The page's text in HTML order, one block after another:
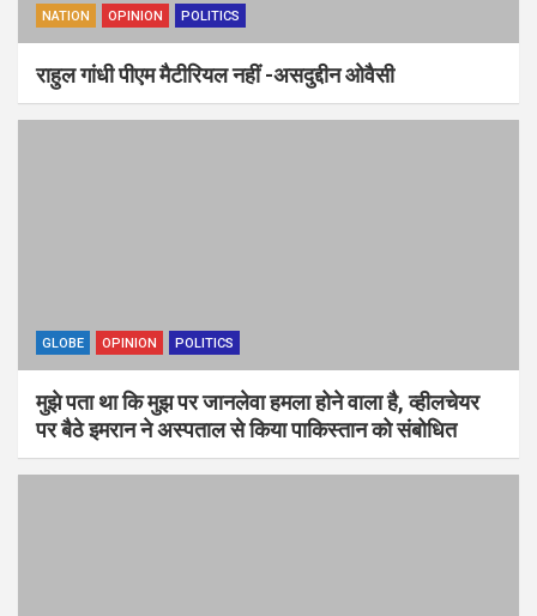
NATION OPINION POLITICS
राहुल गांधी पीएम मैटीरियल नहीं -असदुद्दीन ओवैसी
GLOBE OPINION POLITICS
मुझे पता था कि मुझ पर जानलेवा हमला होने वाला है, व्हीलचेयर
पर बैठे इमरान ने अस्पताल से किया पाकिस्तान को संबोधित